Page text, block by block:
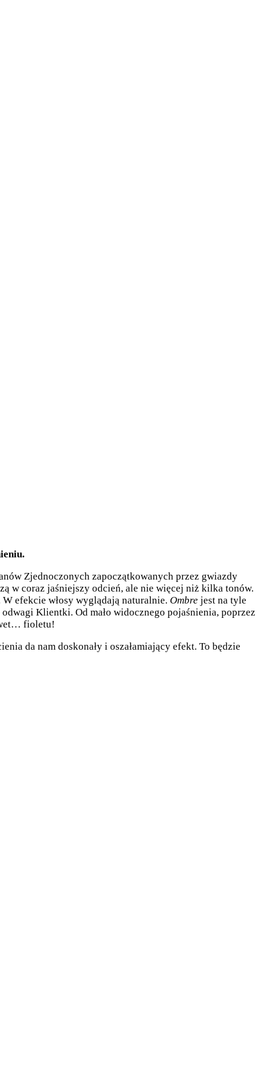
Zjednoczonych zapoczątkowanych przez gwiazdy
w coraz jaśniejszy odcień, ale nie więcej niż kilka tonów.
efekcie włosy wyglądają naturalnie. Ombre jest na tyle
Klientki. Od mało widocznego pojaśnienia, poprzez
fioletu!
da nam doskonały i oszałamiający efekt. To będzie